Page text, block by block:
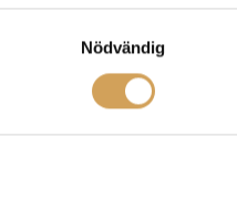
Nödvändig
»
produkten
flera